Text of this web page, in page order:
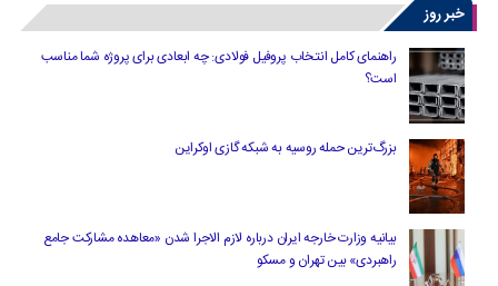
خبر روز
راهنمای کامل انتخاب پروفیل فولادی: چه ابعادی برای پروژه شما مناسب
است؟
بزرگ‌ترین حمله روسیه به شبکه گازی اوکراین
بیانیه وزارت خارجه ایران درباره لازم‌ الاجرا شدن «معاهده مشارکت جامع
راهبردی» بین تهران و مسکو